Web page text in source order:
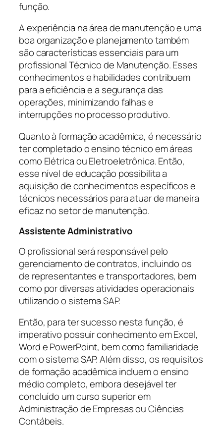
função.
A experiência na área de manutenção e uma
boa organização e planejamento também
são características essenciais para um
profissional Técnico de Manutenção. Esses
conhecimentos e habilidades contribuem
para a eficiência e a segurança das
operações, minimizando falhas e
interrupções no processo produtivo.
Quanto à formação acadêmica, é necessário
ter completado o ensino técnico em áreas
como Elétrica ou Eletroeletrônica. Então,
esse nível de educação possibilita a
aquisição de conhecimentos específicos e
técnicos necessários para atuar de maneira
eficaz no setor de manutenção.
Assistente Administrativo
O profissional será responsável pelo
gerenciamento de contratos, incluindo os
de representantes e transportadores, bem
como por diversas atividades operacionais
utilizando o sistema SAP.
Então, para ter sucesso nesta função, é
imperativo possuir conhecimento em Excel,
Word e PowerPoint, bem como familiaridade
com o sistema SAP. Além disso, os requisitos
de formação acadêmica incluem o ensino
médio completo, embora desejável ter
concluído um curso superior em
Administração de Empresas ou Ciências
Contábeis.